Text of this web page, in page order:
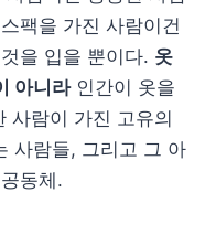
팩을 가진 사람이건
을 입을 뿐이다. 옷
아니라인간이 옷을
사람이 가진 고유의
사람들, 그리고 그 아
동체.